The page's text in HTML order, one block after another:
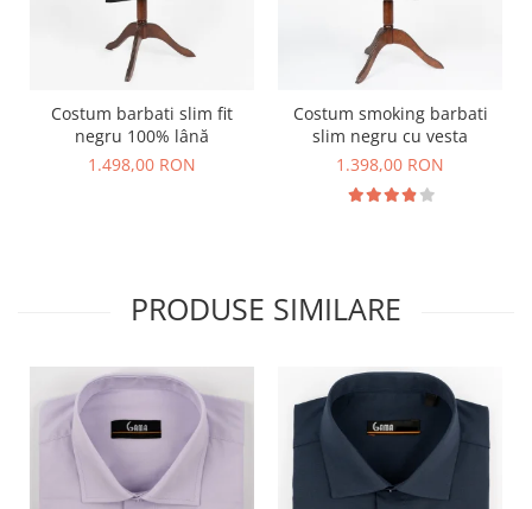
Costum barbati slim fit
negru 100% lână
1.498,00 RON
Costum smoking barbati
slim negru cu vesta
1.398,00 RON
PRODUSE SIMILARE